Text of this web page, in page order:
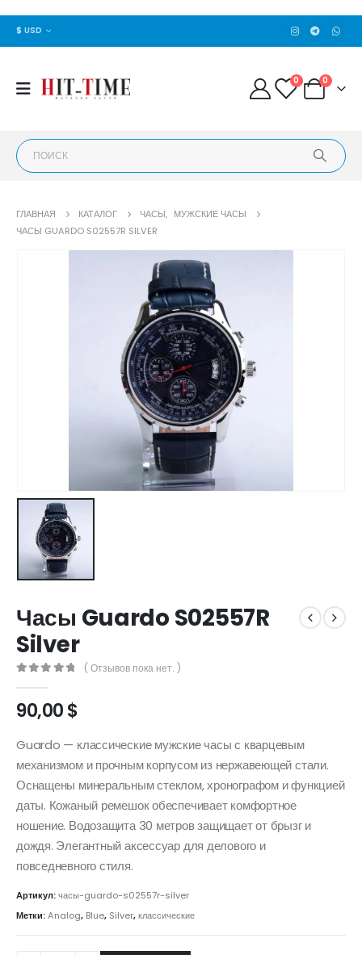
$ USD
0 0
ГЛАВНАЯ КАТАЛОГ ЧАСЫ, МУЖСКИЕ ЧАСЫ
ЧАСЫ GUARDO S02557R SILVER
Часы Guardo S02557R
Silver
( Отзывов пока нет. )
90,00$
Guardo — классические мужские часы с кварцевым
механизмом и прочным корпусом из нержавеющей стали.
Оснащены минеральным стеклом, хронографом и функцией
даты. Кожаный ремешок обеспечивает комфортное
ношение. Водозащита 30 метров защищает от брызг и
дождя. Элегантный аксессуар для делового и
повседневного стиля.
Артикул:часы-guardo-s02557r-silver
Метки:Analog, Blue, Silver,классические